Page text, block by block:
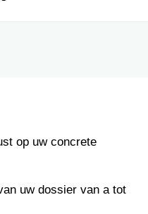
op uw concrete
uw dossier van a tot